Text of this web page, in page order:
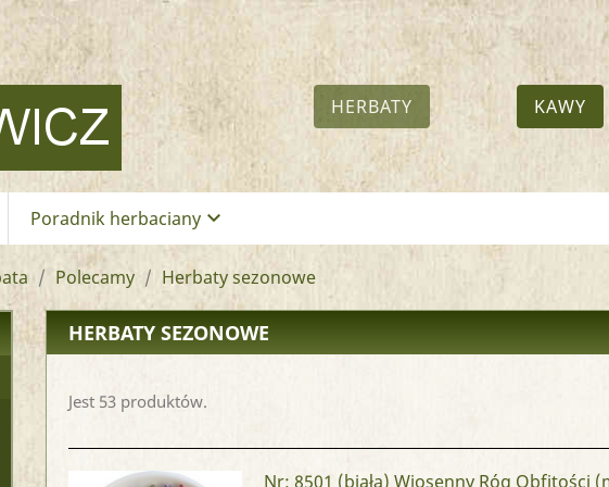
HERBATY KAWY
Poradnik herbaciany keyboard_arrow_down
Polecamy Herbaty sezonowe
HERBATY SEZONOWE
Jest 53 produktów.
Nr: 8501 (biała) Wiosenny Róg Obfitości